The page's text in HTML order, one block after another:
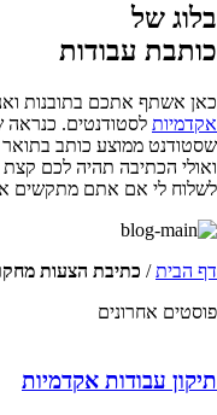
בלוג של
כותבת עבודות
כאן אשתף אתכם בתובנות
אקדמיות
שסטודנט ממוצע כותב בתואר
ואולי הכתיבה תהיה לכם קצת
לשלוח לי אם אתם מתקשים
דף הבית/ כתיבת הצעות
פוסטים אחרונים
תיקון עבודות אקדמיות